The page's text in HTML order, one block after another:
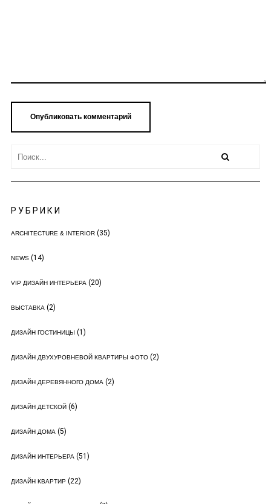
РУБРИКИ
ARCHITECTURE & INTERIOR(35)
NEWS(14)
VIP ДИЗАЙН ИНТЕРЬЕРА(20)
ВЫСТАВКА(2)
ДИЗАЙН ГОСТИНИЦЫ (1)
ДИЗАЙН ДВУХУРОВНЕВОЙ КВАРТИРЫ ФОТО(2)
ДИЗАЙН ДЕРЕВЯННОГО ДОМА(2)
ДИЗАЙН ДЕТСКОЙ(6)
ДИЗАЙН ДОМА(5)
ДИЗАЙН ИНТЕРЬЕРА(51)
ДИЗАЙН КВАРТИР(22)